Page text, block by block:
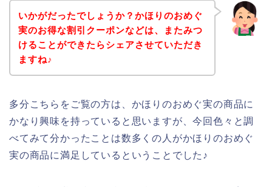
いかがだったでしょうか？かほりのおめぐ
実のお得な割引クーポンなどは、またみつ
けることができたらシェアさせていただき
ますね♪
多分こちらをご覧の方は、かほりのおめぐ実の商品に
かなり興味を持っていると思いますが、今回色々と調
べてみて分かったことは数多くの人がかほりのおめぐ
実の商品に満足しているということでした♪